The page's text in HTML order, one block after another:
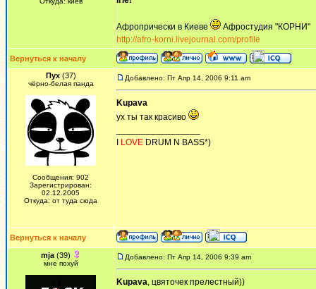
Афропрически в Киеве
Афростудия "КОРНИ"
http://afro-korni.livejournal.com/profile
Вернуться к началу
Пух(37)
чёрно-белая панда
Сообщения: 902
Зарегистрирован:
02.12.2005
Откуда: от туда сюда
Добавлено: Пт Апр 14, 2006 9:11 am
Kupava
ух ты так красиво
LOVE DRUM N BASS*)
Вернуться к началу
mja (39)
мне похуй
Добавлено: Пт Апр 14, 2006 9:39 am
Kupava, цвяточек прелестный))